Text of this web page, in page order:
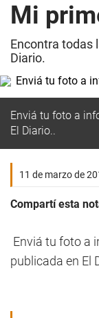
Mi
Encontra todas
Diario.
Enviá tu foto a
El Diario..
11 de marzo de
Compartí esta
Enviá tu foto a
publicada en El